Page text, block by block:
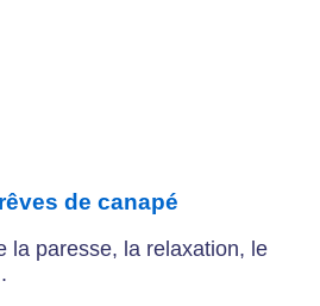
de canapé
la paresse, la relaxation, le